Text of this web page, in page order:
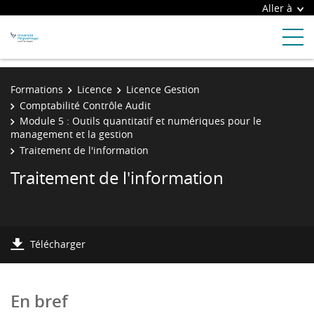
Aller à
Formations Licence
Licence Gestion
Comptabilité Contrôle Audit
Module 5 : Outils quantitatif et numériques pour le
management et la gestion
Traitement de l'information
Traitement de l'information
Télécharger
En bref